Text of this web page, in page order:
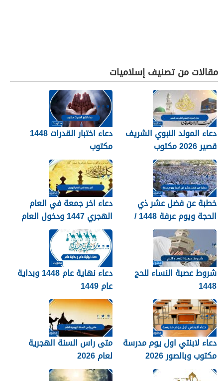
مقالات من تصنيف إسلاميات
دعاء المولد النبوي الشريف
قصير 2026 مكتوب
دعاء اختبار القدرات 1448
مكتوب
خطبة عن فضل عشر ذي
الحجة ويوم عرفة 1448 /
2026
دعاء اخر جمعة في العام
الهجري 1447 ودخول العام
الجديد 1448
شروط عصبة النساء للحج
1448
دعاء نهاية عام 1448 وبداية
عام 1449
دعاء لابنتي اول يوم مدرسة
مكتوب وبالصور 2026
متى راس السنة الهجرية
لعام 2026